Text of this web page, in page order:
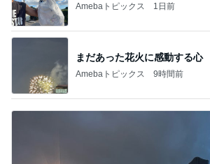
Amebaトピックス 9時間前